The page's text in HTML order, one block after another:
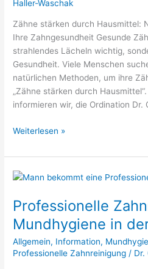
Haller-Waschak
Zähne stärken durch Hausmittel:
Ihre Zahngesundheit Gesunde
strahlendes Lächeln wichtig,
Gesundheit. Viele Menschen
natürlichen Methoden, um ihre
„Zähne stärken durch
informieren wir, die Ordination Dr.
Zähne
Weiterlesen »
Professionelle
Mundhygiene in
Allgemein, Information,
Professionelle Zahnreinigung / Dr.
Professionelle
(PZR):
Mundhygiene
in
der
Zahnarztpraxis